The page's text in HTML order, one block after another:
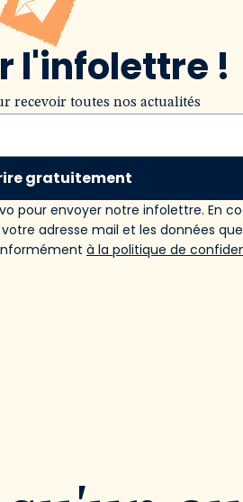
l'infolettre !
recevoir toutes nos actualités
gratuitement
pour envoyer notre infolettre. En
adresse mail et les données
à la politique de